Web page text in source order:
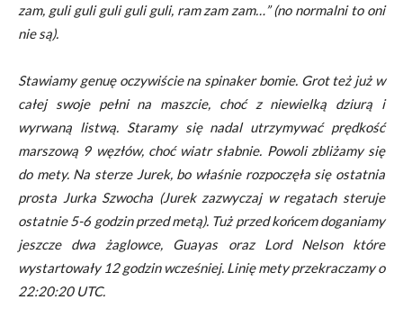
zam, guli guli guli guli guli, ram zam zam…” (no normalni to oni
nie są).
Stawiamy genuę oczywiście na spinaker bomie. Grot też już w
całej swoje pełni na maszcie, choć z niewielką dziurą i
wyrwaną listwą. Staramy się nadal utrzymywać prędkość
marszową 9 węzłów, choć wiatr słabnie. Powoli zbliżamy się
do mety. Na sterze Jurek, bo właśnie rozpoczęła się ostatnia
prosta Jurka Szwocha (Jurek zazwyczaj w regatach steruje
ostatnie 5-6 godzin przed metą). Tuż przed końcem doganiamy
jeszcze dwa żaglowce, Guayas oraz Lord Nelson które
wystartowały 12 godzin wcześniej. Linię mety przekraczamy o
22:20:20 UTC.